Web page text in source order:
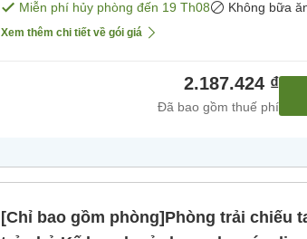
Miễn phí hủy phòng đến 19 Th08 Không bữa
Xem thêm chi tiết về gói giá
2.187.424 ₫
Đã bao gồm thuế phí
[Chỉ bao gồm phòng]Phòng trải chiếu